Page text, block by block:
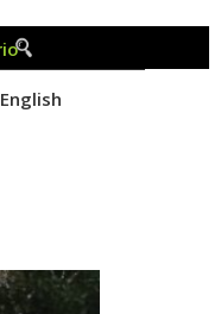
English